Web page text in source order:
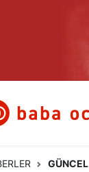
GÜNCEL